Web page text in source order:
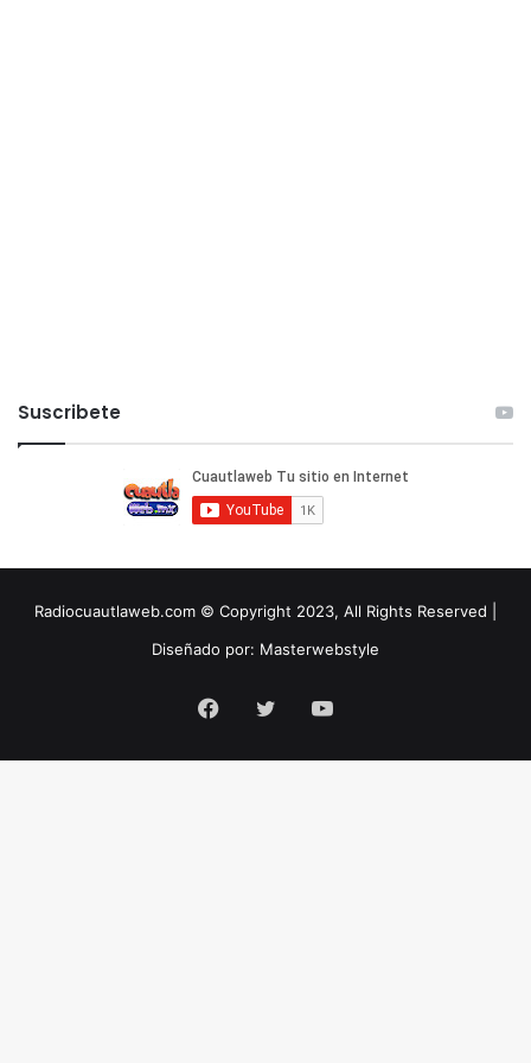
Suscribete
Radiocuautlaweb.com © Copyright 2023, All Rights Reserved |
Diseñado por: Masterwebstyle
Facebook
Twitter